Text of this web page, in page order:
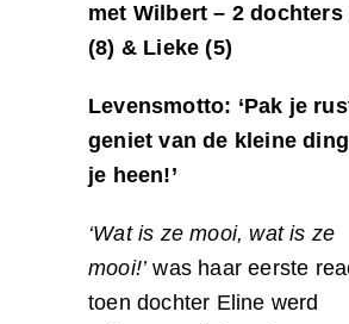
met Wilbert – 2 dochters
(8) & Lieke (5)
Levensmotto: ‘Pak je
geniet van de kleine
je heen!’
‘Wat is ze mooi, wat is ze
mooi!’was haar eerste
toen dochter Eline werd